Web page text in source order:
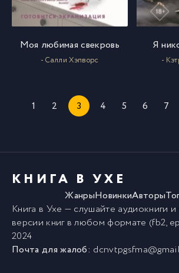
Моя любимая свекровь
- Салли Хэпворс
Я
-
1 2 3 4 5 6 7
КНИГА В УХЕ
ЖанрыНовинкиАвторы
Книга в Ухе — слушайте аудиокниги
версии книгв любом формате (fb2,
2024
Почта для жалоб: